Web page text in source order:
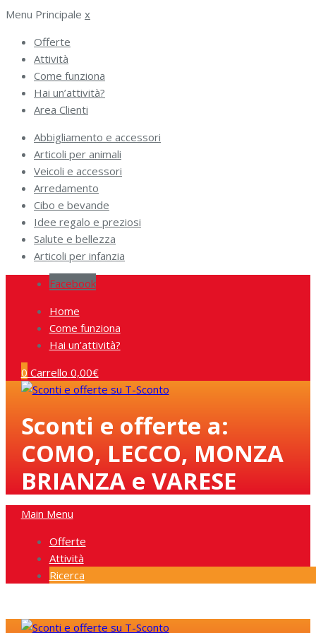
Menu Principale x
Offerte
Attività
Come funziona
Hai un’attività?
Area Clienti
Abbigliamento e accessori
Articoli per animali
Veicoli e accessori
Arredamento
Cibo e bevande
Idee regalo e preziosi
Salute e bellezza
Articoli per infanzia
Facebook
Home
Come funziona
Hai un’attività?
0 Carrello 0,00€
Sconti e offerte a:
COMO, LECCO, MONZA
BRIANZA e VARESE
Main Menu
Offerte
Attività
Ricerca